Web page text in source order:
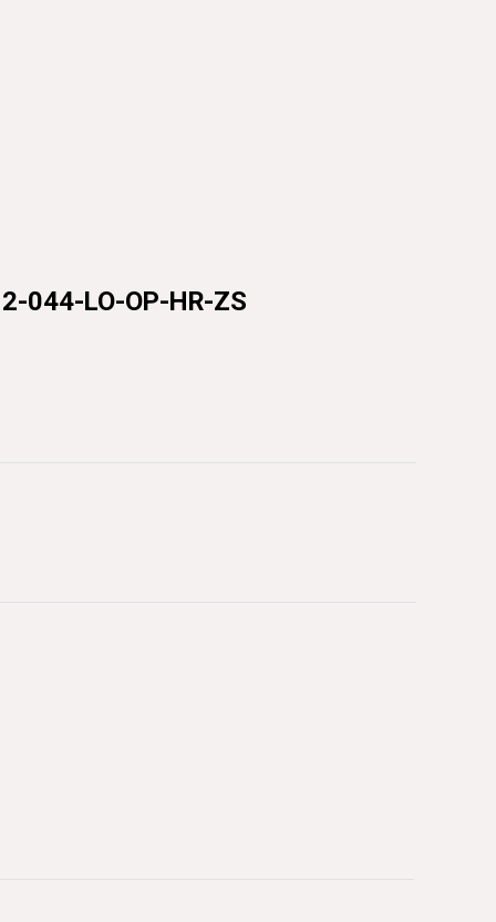
044-LO-OP-HR-ZS